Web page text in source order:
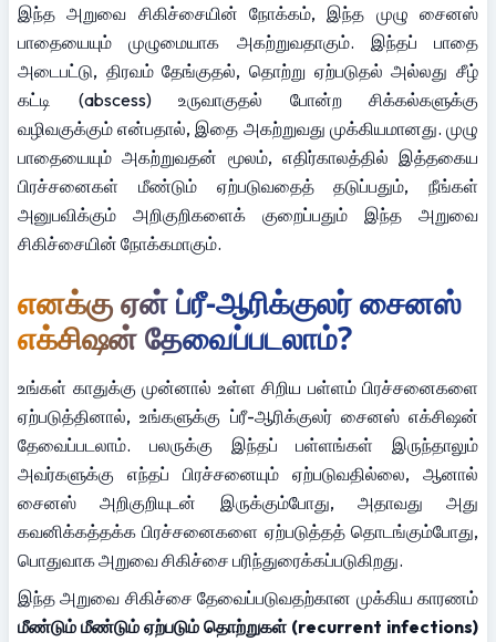
இந்த அறுவை சிகிச்சையின் நோக்கம், இந்த முழு சைனஸ்
பாதையையும் முழுமையாக அகற்றுவதாகும். இந்தப் பாதை
அடைபட்டு, திரவம் தேங்குதல், தொற்று ஏற்படுதல் அல்லது சீழ்
கட்டி (abscess) உருவாகுதல் போன்ற சிக்கல்களுக்கு
வழிவகுக்கும் என்பதால், இதை அகற்றுவது முக்கியமானது. முழு
பாதையையும் அகற்றுவதன் மூலம், எதிர்காலத்தில் இத்தகைய
பிரச்சனைகள் மீண்டும் ஏற்படுவதைத் தடுப்பதும், நீங்கள்
அனுபவிக்கும் அறிகுறிகளைக் குறைப்பதும் இந்த அறுவை
சிகிச்சையின் நோக்கமாகும்.
எனக்கு ஏன் ப்ரீ-ஆரிக்குலர் சைனஸ்
எக்சிஷன் தேவைப்படலாம்?
உங்கள் காதுக்கு முன்னால் உள்ள சிறிய பள்ளம் பிரச்சனைகளை
ஏற்படுத்தினால், உங்களுக்கு ப்ரீ-ஆரிக்குலர் சைனஸ் எக்சிஷன்
தேவைப்படலாம். பலருக்கு இந்தப் பள்ளங்கள் இருந்தாலும்
அவர்களுக்கு எந்தப் பிரச்சனையும் ஏற்படுவதில்லை, ஆனால்
சைனஸ் அறிகுறியுடன் இருக்கும்போது, அதாவது அது
கவனிக்கத்தக்க பிரச்சனைகளை ஏற்படுத்தத் தொடங்கும்போது,
பொதுவாக அறுவை சிகிச்சை பரிந்துரைக்கப்படுகிறது.
மீண்டும் மீண்டும் ஏற்படும் தொற்றுகள் (recurrent infections)